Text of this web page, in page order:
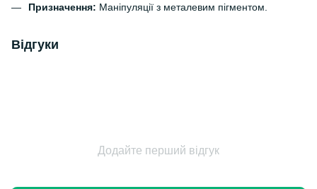
Призначення: Маніпуляції з металевим пігментом.
Відгуки
Додайте перший відгук